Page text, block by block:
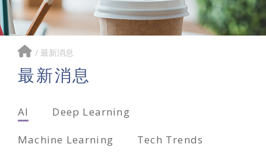
/ 最新消息
最新消息
AI Deep Learning
Machine Learning Tech Trends